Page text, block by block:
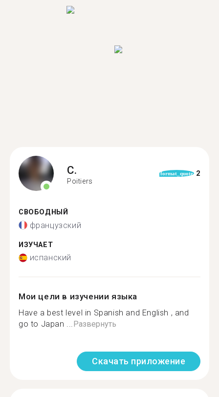
C.
Poitiers
format_quote 2
СВОБОДНЫЙ
французский
ИЗУЧАЕТ
испанский
Мои цели в изучении языка
Have a best level in Spanish and English , and
go to Japan ...Развернуть
Скачать приложение